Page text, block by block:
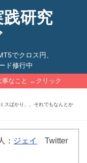
研究
でクロス円、
ド修行中
事なこと ←クリック
スばかり、、それでもなんとか
： ジェイ
Twitter